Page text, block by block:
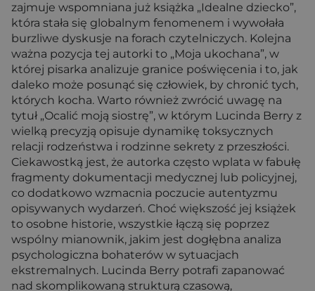
zajmuje wspomniana już książka „Idealne dziecko”,
która stała się globalnym fenomenem i wywołała
burzliwe dyskusje na forach czytelniczych. Kolejna
ważna pozycja tej autorki to „Moja ukochana”, w
której pisarka analizuje granice poświęcenia i to, jak
daleko może posunąć się człowiek, by chronić tych,
których kocha. Warto również zwrócić uwagę na
tytuł „Ocalić moją siostrę”, w którym Lucinda Berry z
wielką precyzją opisuje dynamikę toksycznych
relacji rodzeństwa i rodzinne sekrety z przeszłości.
Ciekawostką jest, że autorka często wplata w fabułę
fragmenty dokumentacji medycznej lub policyjnej,
co dodatkowo wzmacnia poczucie autentyzmu
opisywanych wydarzeń. Choć większość jej książek
to osobne historie, wszystkie łączą się poprzez
wspólny mianownik, jakim jest dogłębna analiza
psychologiczna bohaterów w sytuacjach
ekstremalnych. Lucinda Berry potrafi zapanować
nad skomplikowaną strukturą czasową,